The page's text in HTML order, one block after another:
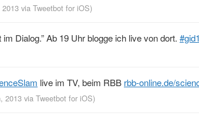
via Tweetbot for iOS)
Dialog.” Ab 19 Uhr blogge ich live von dort.
live im TV, beim RBB rbb-online.de/
2013 via Tweetbot for iOS)